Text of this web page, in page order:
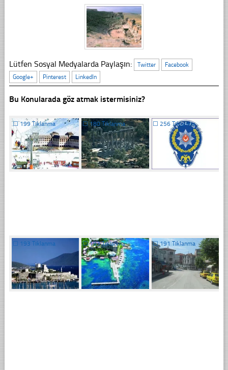
Lütfen Sosyal Medyalarda Paylaşın: Twitter
Facebook
Google+
Pinterest LinkedIn
Bu Konularada göz atmak istermisiniz?
☐199 Tıklanma ☐180 Tıklanma ☐ 256 Tıklanma
☐ 193 Tıklanma ☐193 Tıklanma ☐191 Tıklanma